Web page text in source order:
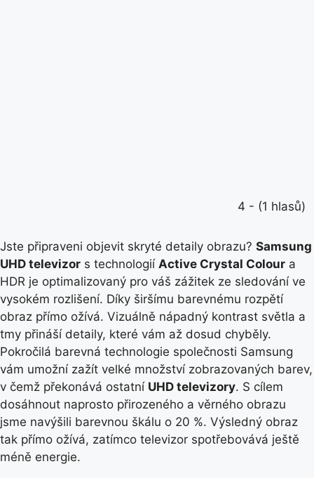
4 - (1 hlasů)
Jste připraveni objevit skryté detaily obrazu? Samsung
UHD televizor s technologií Active Crystal Colour a
HDR je optimalizovaný pro váš zážitek ze sledování ve
vysokém rozlišení. Díky širšímu barevnému rozpětí
obraz přímo ožívá. Vizuálně nápadný kontrast světla a
tmy přináší detaily, které vám až dosud chyběly.
Pokročilá barevná technologie společnosti Samsung
vám umožní zažít velké množství zobrazovaných barev,
v čemž překonává ostatní UHD televizory. S cílem
dosáhnout naprosto přirozeného a věrného obrazu
jsme navýšili barevnou škálu o 20 %. Výsledný obraz
tak přímo ožívá, zatímco televizor spotřebovává ještě
méně energie.